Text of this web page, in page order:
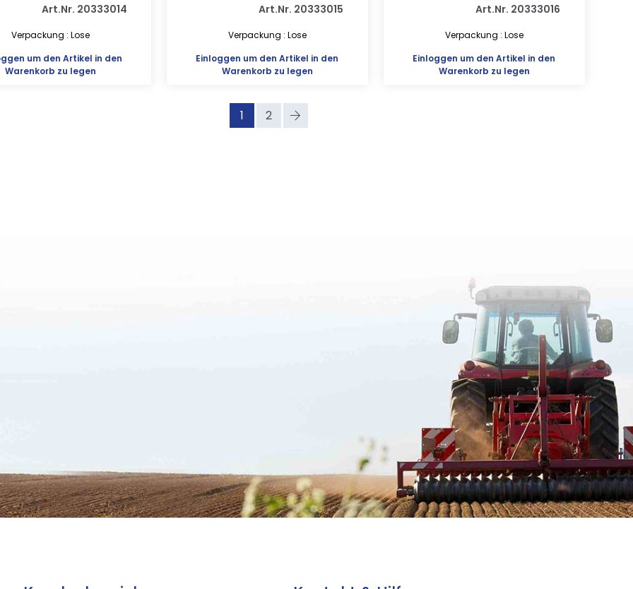
Art.Nr. 20333014
Verpackung : Lose
um den Artikel in den
Warenkorb zu legen
Art.Nr. 20333015
Verpackung : Lose
Einloggen um den Artikel in den
Warenkorb zu legen
Art.Nr. 20333016
Verpackung : Lose
Einloggen um den Artikel in den
Warenkorb zu legen
1 2